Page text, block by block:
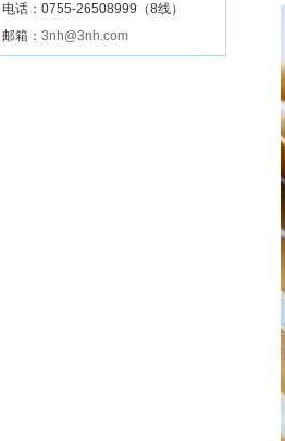
电话：0755-26508999（8线）
邮箱： 3nh@3nh.com